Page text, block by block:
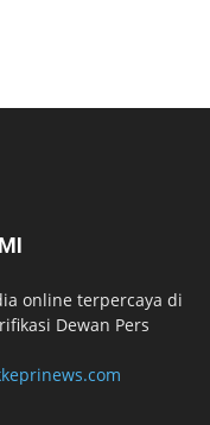
online terpercaya di
Dewan Pers